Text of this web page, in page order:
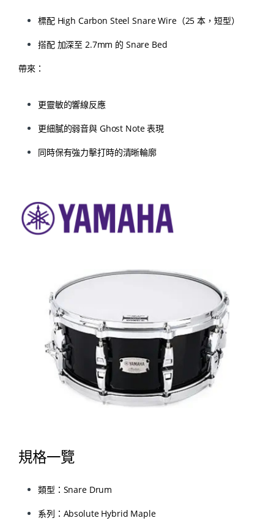
標配 High Carbon Steel Snare Wire（25 本，短型）
搭配 加深至 2.7mm 的 Snare Bed
帶來：
更靈敏的響線反應
更細膩的弱音與 Ghost Note 表現
同時保有強力擊打時的清晰輪廓
規格一覽
類型：Snare Drum
系列：Absolute Hybrid Maple